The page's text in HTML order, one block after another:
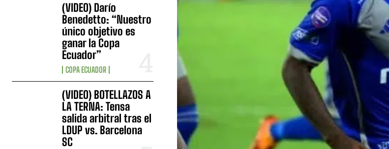
(VIDEO) Darío
Benedetto: “Nuestro
único objetivo es
ganar la Copa
Ecuador”
COPA ECUADOR
(VIDEO) BOTELLAZOS A
LA TERNA: Tensa
salida arbitral tras el
LDUP vs. Barcelona
SC